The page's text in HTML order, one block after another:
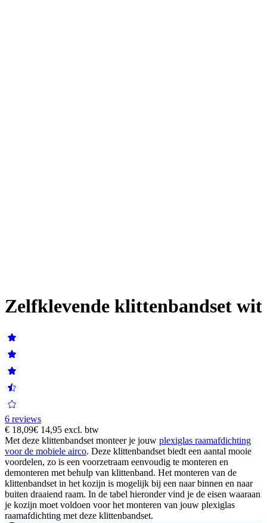
Zelfklevende klittenbandset wit
6 reviews
€ 18,09€ 14,95 excl. btw
Met deze klittenbandset monteer je jouw plexiglas raamafdichting
voor de mobiele airco. Deze klittenbandset biedt een aantal mooie
voordelen, zo is een voorzetraam eenvoudig te monteren en
demonteren met behulp van klittenband. Het monteren van de
klittenbandset in het kozijn is mogelijk bij een naar binnen en naar
buiten draaiend raam. In de tabel hieronder vind je de eisen waaraan
je kozijn moet voldoen voor het monteren van jouw plexiglas
raamafdichting met deze klittenbandset.